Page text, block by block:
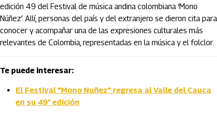
edición 49 del Festival de música andina colombiana ‘Mono
Núñez’. Allí, personas del país y del extranjero se dieron cita para
conocer y acompañar una de las expresiones culturales más
relevantes de Colombia, representadas en la música y el folclor.
Te puede interesar:
El Festival "Mono Nuñez" regresa al Valle del Cauca
en su 49° edición